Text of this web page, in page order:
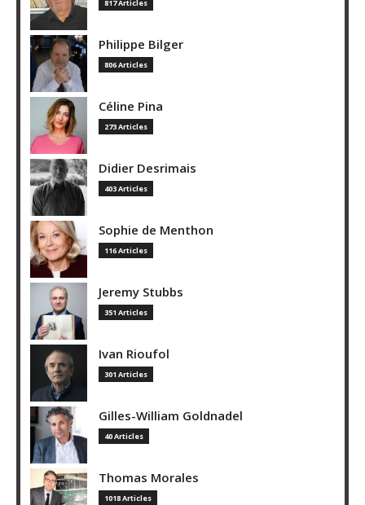
817 Articles
Philippe Bilger
806 Articles
Céline Pina
273 Articles
Didier Desrimais
403 Articles
Sophie de Menthon
116 Articles
Jeremy Stubbs
351 Articles
Ivan Rioufol
301 Articles
Gilles-William Goldnadel
40 Articles
Thomas Morales
1018 Articles